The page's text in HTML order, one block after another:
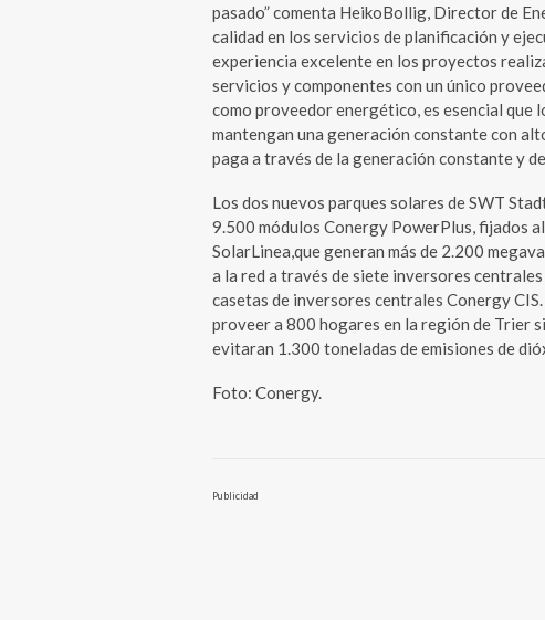
pasado” comenta HeikoBollig, Director de
calidad en los servicios de planificación y
experiencia excelente en los proyectos
servicios y componentes con un único
como proveedor energético, es esencial que
mantengan una generación constante con
paga a través de la generación constante y
Los dos nuevos parques solares de SWT
9.500 módulos Conergy PowerPlus, fijados
SolarLinea,que generan más de 2.200
a la red a través de siete inversores
casetas de inversores centrales Conergy
proveer a 800 hogares en la región de Trier
evitaran 1.300 toneladas de emisiones de
Foto: Conergy.
Publicidad